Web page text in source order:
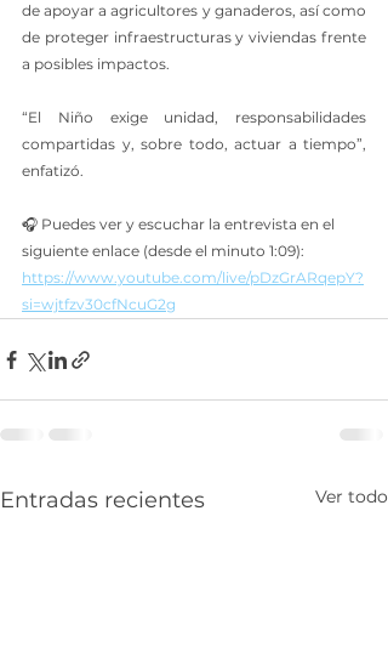
de apoyar a agricultores y ganaderos, así como
de proteger infraestructuras y viviendas frente
a posibles impactos.
“El Niño exige unidad, responsabilidades
compartidas y, sobre todo, actuar a tiempo”,
enfatizó.
🎧 Puedes ver y escuchar la entrevista en el
siguiente enlace (desde el minuto 1:09):
https://www.youtube.com/live/pDzGrARqepY?
si=wjtfzv30cfNcuG2g
Entradas recientes Ver todo